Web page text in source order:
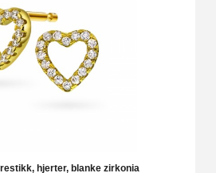
hjerter, blanke zirkonia